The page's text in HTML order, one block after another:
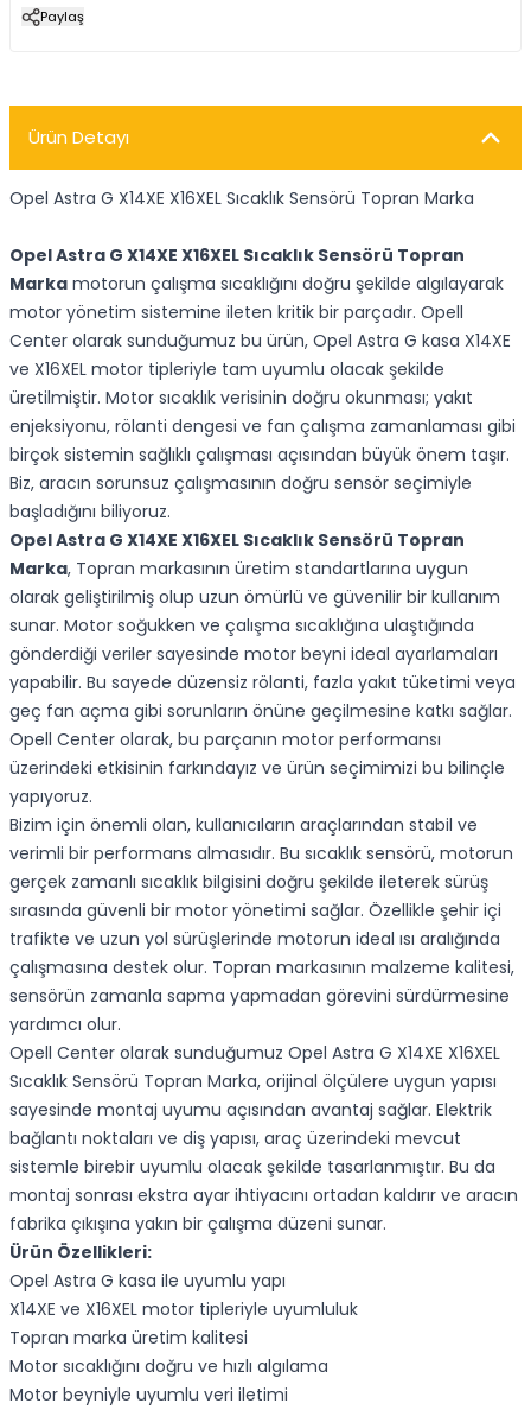
Paylaş
Ürün Detayı
Opel Astra G X14XE X16XEL Sıcaklık Sensörü Topran Marka
Opel Astra G X14XE X16XEL Sıcaklık Sensörü Topran
Marka motorun çalışma sıcaklığını doğru şekilde algılayarak
motor yönetim sistemine ileten kritik bir parçadır. Opell
Center olarak sunduğumuz bu ürün, Opel Astra G kasa X14XE
ve X16XEL motor tipleriyle tam uyumlu olacak şekilde
üretilmiştir. Motor sıcaklık verisinin doğru okunması; yakıt
enjeksiyonu, rölanti dengesi ve fan çalışma zamanlaması gibi
birçok sistemin sağlıklı çalışması açısından büyük önem taşır.
Biz, aracın sorunsuz çalışmasının doğru sensör seçimiyle
başladığını biliyoruz.
Opel Astra G X14XE X16XEL Sıcaklık Sensörü Topran
Marka, Topran markasının üretim standartlarına uygun
olarak geliştirilmiş olup uzun ömürlü ve güvenilir bir kullanım
sunar. Motor soğukken ve çalışma sıcaklığına ulaştığında
gönderdiği veriler sayesinde motor beyni ideal ayarlamaları
yapabilir. Bu sayede düzensiz rölanti, fazla yakıt tüketimi veya
geç fan açma gibi sorunların önüne geçilmesine katkı sağlar.
Opell Center olarak, bu parçanın motor performansı
üzerindeki etkisinin farkındayız ve ürün seçimimizi bu bilinçle
yapıyoruz.
Bizim için önemli olan, kullanıcıların araçlarından stabil ve
verimli bir performans almasıdır. Bu sıcaklık sensörü, motorun
gerçek zamanlı sıcaklık bilgisini doğru şekilde ileterek sürüş
sırasında güvenli bir motor yönetimi sağlar. Özellikle şehir içi
trafikte ve uzun yol sürüşlerinde motorun ideal ısı aralığında
çalışmasına destek olur. Topran markasının malzeme kalitesi,
sensörün zamanla sapma yapmadan görevini sürdürmesine
yardımcı olur.
Opell Center olarak sunduğumuz Opel Astra G X14XE X16XEL
Sıcaklık Sensörü Topran Marka, orijinal ölçülere uygun yapısı
sayesinde montaj uyumu açısından avantaj sağlar. Elektrik
bağlantı noktaları ve diş yapısı, araç üzerindeki mevcut
sistemle birebir uyumlu olacak şekilde tasarlanmıştır. Bu da
montaj sonrası ekstra ayar ihtiyacını ortadan kaldırır ve aracın
fabrika çıkışına yakın bir çalışma düzeni sunar.
Ürün Özellikleri:
Opel Astra G kasa ile uyumlu yapı
X14XE ve X16XEL motor tipleriyle uyumluluk
Topran marka üretim kalitesi
Motor sıcaklığını doğru ve hızlı algılama
Motor beyniyle uyumlu veri iletimi